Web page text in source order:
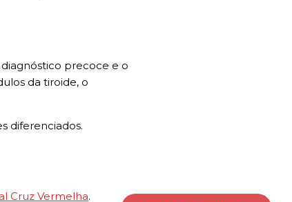
precoce e o
da tiroide, o
diferenciados.
Cruz Vermelha.